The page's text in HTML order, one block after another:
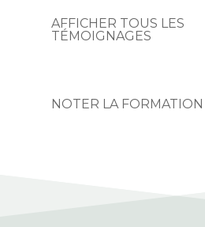
AFFICHER TOUS LES
TÉMOIGNAGES
NOTER LA FORMATION